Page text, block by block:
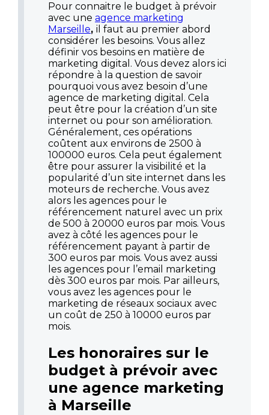
Pour connaitre le budget à prévoir
avec une agence marketing
Marseille, il faut au premier abord
considérer les besoins. Vous allez
définir vos besoins en matière de
marketing digital. Vous devez alors ici
répondre à la question de savoir
pourquoi vous avez besoin d’une
agence de marketing digital. Cela
peut être pour la création d’un site
internet ou pour son amélioration.
Généralement, ces opérations
coûtent aux environs de 2500 à
100000 euros. Cela peut également
être pour assurer la visibilité et la
popularité d’un site internet dans les
moteurs de recherche. Vous avez
alors les agences pour le
référencement naturel avec un prix
de 500 à 20000 euros par mois. Vous
avez à côté les agences pour le
référencement payant à partir de
300 euros par mois. Vous avez aussi
les agences pour l’email marketing
dès 300 euros par mois. Par ailleurs,
vous avez les agences pour le
marketing de réseaux sociaux avec
un coût de 250 à 10000 euros par
mois.
Les honoraires sur le
budget à prévoir avec
une agence marketing
à Marseille